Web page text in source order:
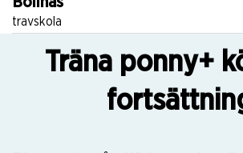
travskola
Träna ponny+